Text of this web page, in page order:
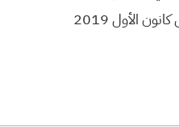
الأول 2019